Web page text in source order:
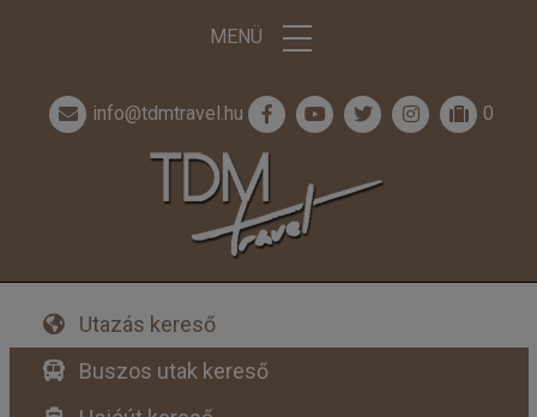
MENÜ
info@tdmtravel.hu 0
Utazás kereső
Buszos utak kereső